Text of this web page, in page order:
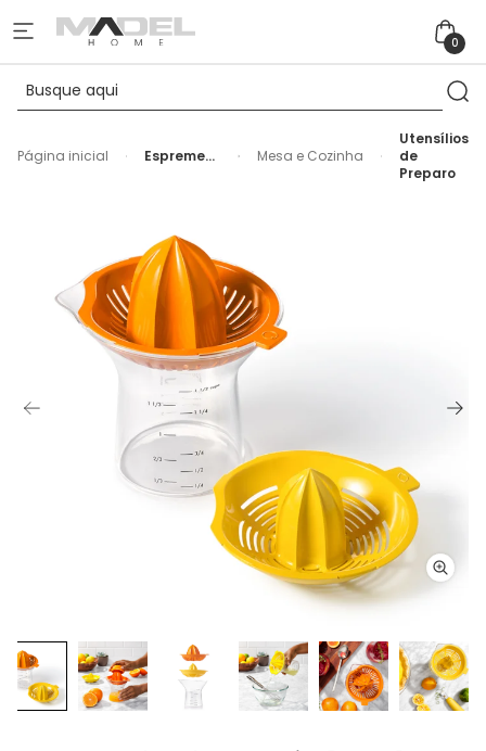
0
Página inicial
Espremedor
Oxo - 21cm
Mesa e Cozinha
Utensílios
de
Preparo